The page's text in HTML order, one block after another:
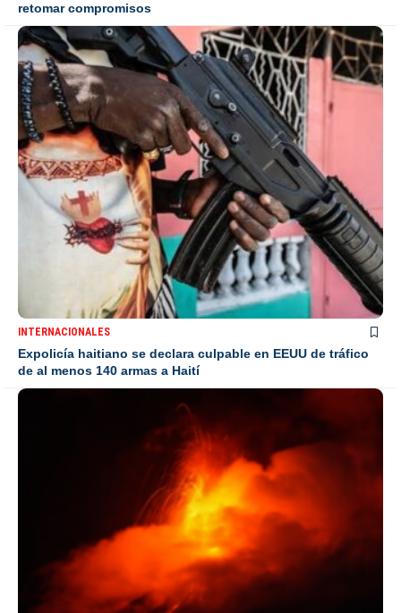
retomar compromisos
INTERNACIONALES
Expolicía haitiano se declara culpable en EEUU de tráfico
de al menos 140 armas a Haití